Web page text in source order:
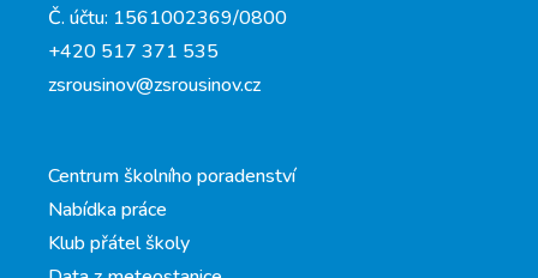
Č. účtu: 1561002369/0800
+420 517 371 535
zsrousinov@zsrousinov.cz
Centrum školního poradenství
Nabídka práce
Klub přátel školy